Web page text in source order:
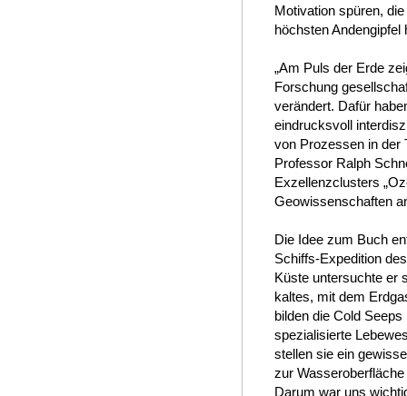
Motivation spüren,
höchsten Andengipfel
„Am Puls der Erde
Forschung
verändert. Dafür
eindrucksvoll
von Prozessen in der
Professor Ralph
Exzellenzclusters
Geowissenschaften
Die Idee zum Buch
Schiffs-Expedition
Küste untersuchte er
kaltes, mit dem
bilden die Cold
spezialisierte
stellen sie ein
zur
Darum war uns